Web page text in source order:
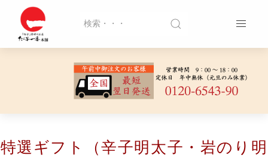
特選ギフト（辛子明太子・岩のり明